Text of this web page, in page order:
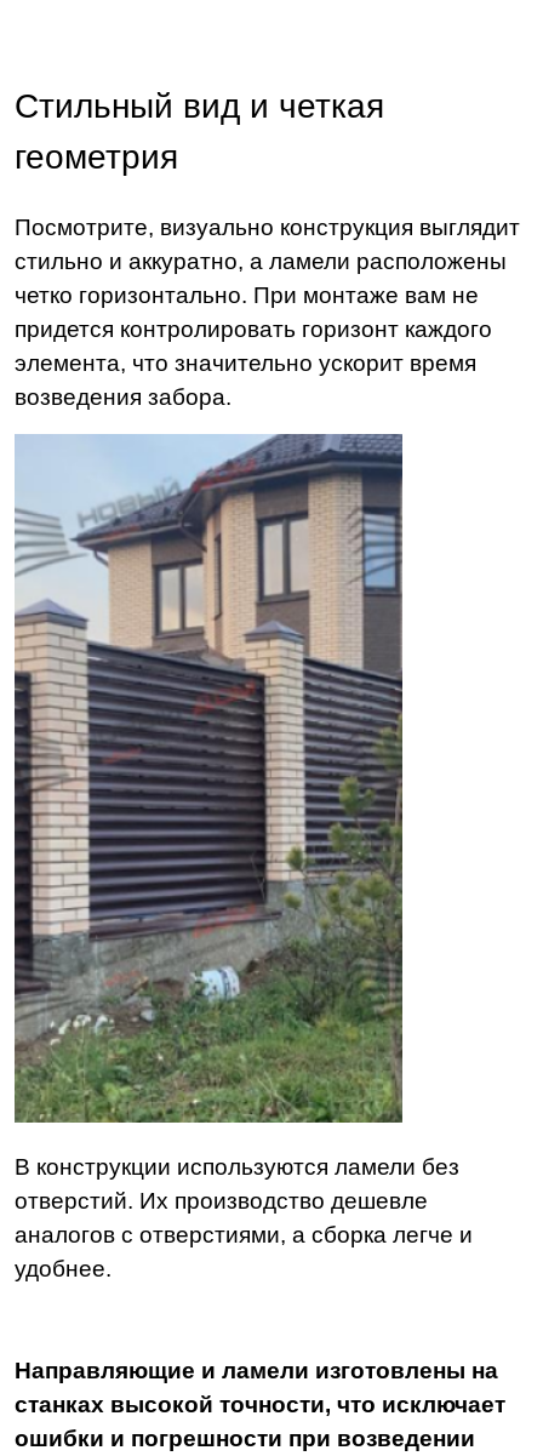
Стильный вид и четкая
геометрия
Посмотрите, визуально конструкция выглядит
стильно и аккуратно, а ламели расположены
четко горизонтально. При монтаже вам не
придется контролировать горизонт каждого
элемента, что значительно ускорит время
возведения забора.
В конструкции используются ламели без
отверстий. Их производство дешевле
аналогов с отверстиями, а сборка легче и
удобнее.
Направляющие и ламели изготовлены на
станках высокой точности, что исключает
ошибки и погрешности при возведении